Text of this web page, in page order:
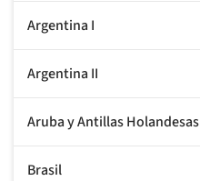
Argentina I
Argentina II
Aruba y Antillas Holandesas
Brasil